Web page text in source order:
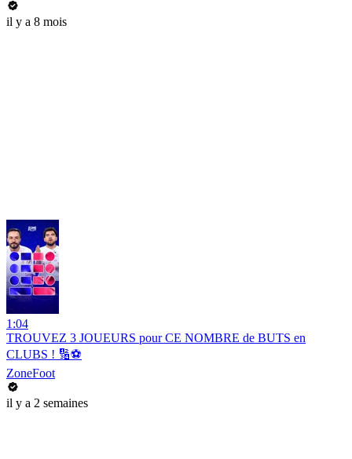
il y a 8 mois
1:04
TROUVEZ 3 JOUEURS pour CE NOMBRE de BUTS en
CLUBS ! 🔢⚽️
ZoneFoot
il y a 2 semaines